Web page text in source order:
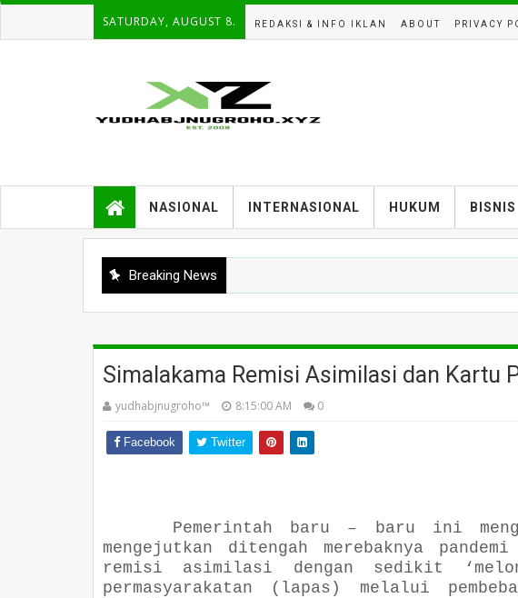
SATURDAY, AUGUST 8. REDAKSI & INFO IKLAN ABOUT PRIVACY
NASIONAL INTERNASIONAL HUKUM BISNIS
Breaking News
Simalakama Remisi Asimilasi dan Kartu
yudhabjnugroho™️ 8:15:00 AM 0
Facebook Twitter
Pemerintah baru – baru ini
mengejutkan ditengah merebaknya
remisi asimilasi dengan sedikit
permasyarakatan (lapas) melalui